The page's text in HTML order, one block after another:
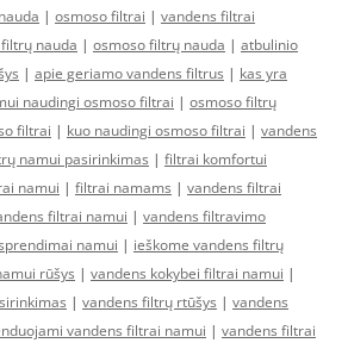
| osmoso filtrai | vandens filtrai
nauda | osmoso filtrų nauda | atbulinio
| apie geriamo vandens filtrus | kas yra
naudingi osmoso filtrai | osmoso filtrų
filtrai | kuo naudingi osmoso filtrai | vandens
namui pasirinkimas | filtrai komfortui
namui | filtrai namams | vandens filtrai
filtrai namui | vandens filtravimo
namui | ieškome vandens filtrų
rūšys | vandens kokybei filtrai namui |
| vandens filtrų rtūšys | vandens
vandens filtrai namui | vandens filtrai